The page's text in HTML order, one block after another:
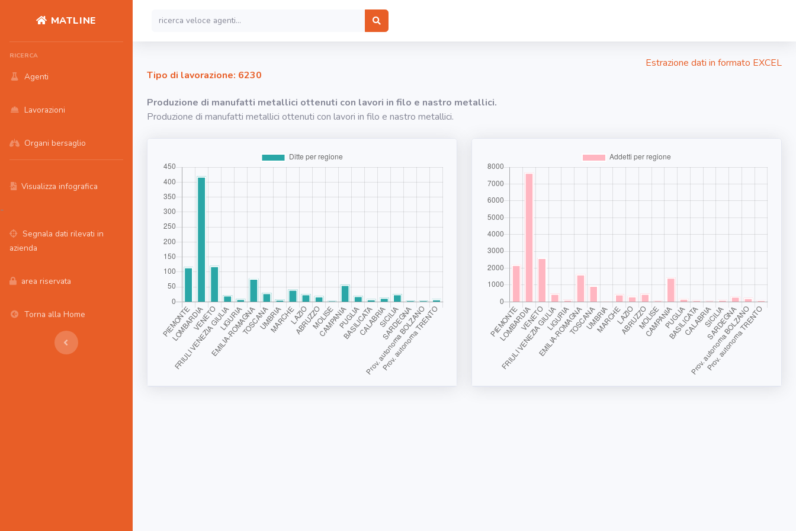
MATLINE
RICERCA
Agenti
Lavorazioni
Organi bersaglio
Visualizza infografica
-
Segnala dati rilevati in
azienda
area riservata
Torna alla Home
Estrazione dati in formato EXCEL
Tipo di lavorazione: 6230
Produzione di manufatti metallici ottenuti con lavori in filo e nastro metallici.
Produzione di manufatti metallici ottenuti con lavori in filo e nastro metallici.